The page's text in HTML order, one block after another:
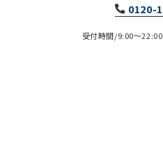
0120-
受付時間/9:00～